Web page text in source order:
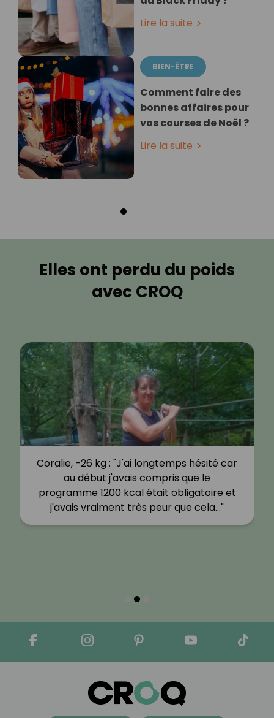
Lire la suite
BIEN-ÊTRE
Comment faire des
bonnes affaires pour
vos courses de Noël ?
Lire la suite
Elles ont perdu du poids
avec CROQ
Coralie, -26 kg : "J'ai longtemps hésité car
au début j'avais compris que le
programme 1200 kcal était obligatoire et
j'avais vraiment très peur que cela…"